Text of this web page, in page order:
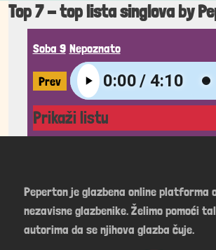
Top 7 - top lista singlova by
Soba 9 Nepoznato
Prev
Prikaži listu
Peperton je glazbena online platforma
nezavisne glazbenike. Želimo pomoći
autorima da se njihova glazba čuje.